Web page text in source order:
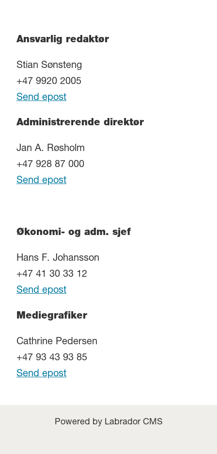
Ansvarlig redaktør
Stian Sønsteng
+47 9920 2005
Send epost
Administrerende direktør
Jan A. Røsholm
+47 928 87 000
Send epost
Økonomi- og adm. sjef
Hans F. Johansson
+47 41 30 33 12
Send epost
Mediegrafiker
Cathrine Pedersen
+47 93 43 93 85
Send epost
Powered by Labrador CMS